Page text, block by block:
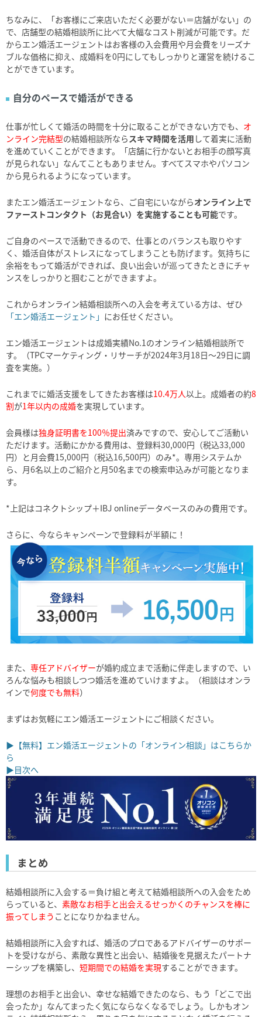
ちなみに、「お客様にご来店いただく必要がない＝店舗がない」の
で、店舗型の結婚相談所に比べて大幅なコスト削減が可能です。だ
からエン婚活エージェントはお客様の入会費用や月会費をリーズナ
ブルな価格に抑え、成婚料を0円にしてもしっかりと運営を続けるこ
とができています。
自分のペースで婚活ができる
仕事が忙しくて婚活の時間を十分に取ることができない方でも、 オ
ンライン完結型の結婚相談所ならスキマ時間を活用 して着実に活動
を進めていくことができます。「店舗に行かないとお相手の顔写真
が見られない」なんてこともありません。すべてスマホやパソコン
から見られるようになっています。
またエン婚活エージェントなら、ご自宅にいながらオンライン上で
ファーストコンタクト（お見合い）を実施することも可能です。
ご自身のペースで活動できるので、仕事とのバランスも取りやす
く、婚活自体がストレスになってしまうことも防げます。気持ちに
余裕をもって婚活ができれば、良い出会いが巡ってきたときにチャ
ンスをしっかりと掴むことができますよ。
これからオンライン結婚相談所への入会を考えている方は、ぜひ
「エン婚活エージェント」 にお任せください。
エン婚活エージェントは成婚実績No.1のオンライン結婚相談所で
す。（TPCマーケティング・リサーチが2024年3月18日～29日に調
査を実施。）
これまでに婚活支援をしてきたお客様は10.4万人以上。成婚者の約8
割が1年以内の成婚を実現しています。
会員様は独身証明書を100％提出済みですので、安心してご活動い
ただけます。活動にかかる費用は、登録料30,000円（税込33,000
円）と月会費15,000円（税込16,500円）のみ*。専用システムか
ら、月6名以上のご紹介と月50名までの検索申込みが可能となりま
す。
*上記はコネクトシップ＋IBJ onlineデータベースのみの費用です。
さらに、今ならキャンペーンで登録料が半額に！
また、 専任アドバイザーが婚約成立まで活動に伴走しますので、い
ろんな悩みも相談しつつ婚活を進めていけますよ。（相談はオンラ
インで何度でも無料）
まずはお気軽にエン婚活エージェントにご相談ください。
▶【無料】エン婚活エージェントの「オンライン相談」はこちらか
ら
▶目次へ
まとめ
結婚相談所に入会する＝負け組と考えて結婚相談所への入会をため
らっていると、 素敵なお相手と出会えるせっかくのチャンスを棒に
振ってしまう ことになりかねません。
結婚相談所に入会すれば、婚活のプロであるアドバイザーのサポー
トを受けながら、素敵な異性と出会い、結婚後を見据えたパートナ
ーシップを構築し、 短期間での結婚を実現することができます。
理想のお相手と出会い、幸せな結婚できたのなら、もう「どこで出
会ったか」なんてまったく気にならなくなるでしょう。しかもオン